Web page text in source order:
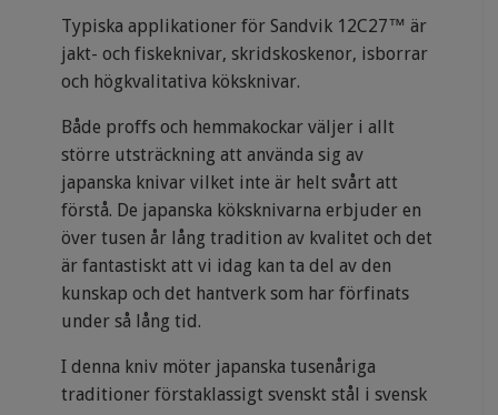
Typiska applikationer för Sandvik 12C27™ är
jakt- och fiskeknivar, skridskoskenor, isborrar
och högkvalitativa köksknivar.
Både proffs och hemmakockar väljer i allt
större utsträckning att använda sig av
japanska knivar vilket inte är helt svårt att
förstå. De japanska köksknivarna erbjuder en
över tusen år lång tradition av kvalitet och det
är fantastiskt att vi idag kan ta del av den
kunskap och det hantverk som har förfinats
under så lång tid.
I denna kniv möter japanska tusenåriga
traditioner förstaklassigt svenskt stål i svensk